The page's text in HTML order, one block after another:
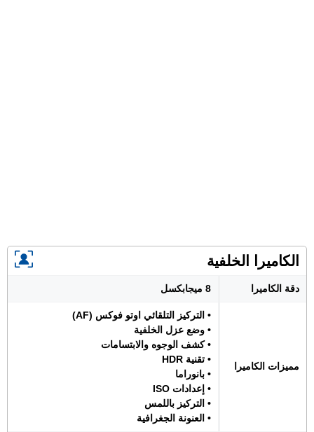
الكاميرا الخلفية
دقة الكاميرا 8 ميجابكسل
مميزات الكاميرا
• التركيز التلقائي اوتو فوكس (AF)
• وضع عزل الخلفية
• كشف الوجوه والابتسامات
• تقنية HDR
• بانوراما
• إعدادات ISO
• التركيز باللمس
• العنونة الجغرافية